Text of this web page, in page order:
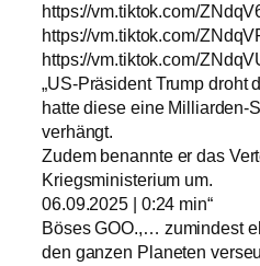
https://vm.tiktok.com/
https://vm.tiktok.com/
https://vm.tiktok.com/
„US-Präsident Trump droht
hatte diese eine Milliarden-
verhängt.
Zudem benannte er das
Kriegsministerium um.
06.09.2025 | 0:24 min“
Böses GOO.,… zumindest
den ganzen Planeten